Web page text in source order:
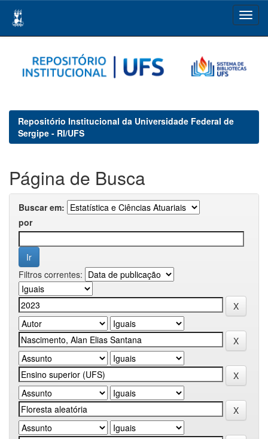
navigation
Repositório Institucional da Universidade Federal de
Sergipe - RI/UFS
Página de Busca
Buscar em:
por
Filtros correntes: